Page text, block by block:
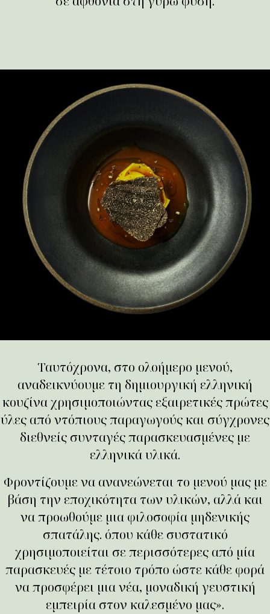
Ταυτόχρονα, στo oλοήμερο μενού,
αναδεικνύουμε τη δημιουργική ελληνική
κουζίνα χρησιμοποιώντας εξαιρετικές πρώτες
ύλες από ντόπιους παραγωγούς και σύγχρονες
διεθνείς συνταγές παρασκευασμένες με
ελληνικά υλικά.
Φροντίζουμε να ανανεώνεται το μενού μας με
βάση την εποχικότητα των υλικών, αλλά και
να προωθούμε μια φιλοσοφία μηδενικής
σπατάλης. όπου κάθε συστατικό
χρησιμοποιείται σε περισσότερες από μία
παρασκευές με τέτοιο τρόπο ώστε κάθε φορά
να προσφέρει μια νέα, μοναδική γευστική
εμπειρία στον καλεσμένο μας».